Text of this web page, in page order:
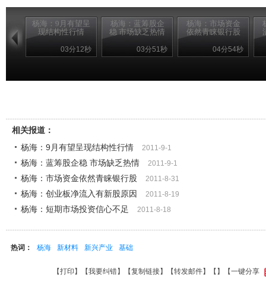
杨海：9月有望呈
现结构性行情
03分12秒
杨海：蓝筹股企
稳 市场缺乏热情
03分51秒
杨海：市场资金
依然青睐银行股
04分54秒
相关报道：
杨海：9月有望呈现结构性行情
2011-9-1
杨海：蓝筹股企稳 市场缺乏热情 2011-9-1
杨海：市场资金依然青睐银行股 2011-8-31
杨海：创业板净流入有新股原因 2011-8-19
杨海：短期市场投资信心不足 2011-8-18
热词： 杨海 新材料 新兴产业 基础
【打印 】【我要纠错】【复制链接】【转发邮件】【 】 【一键分享